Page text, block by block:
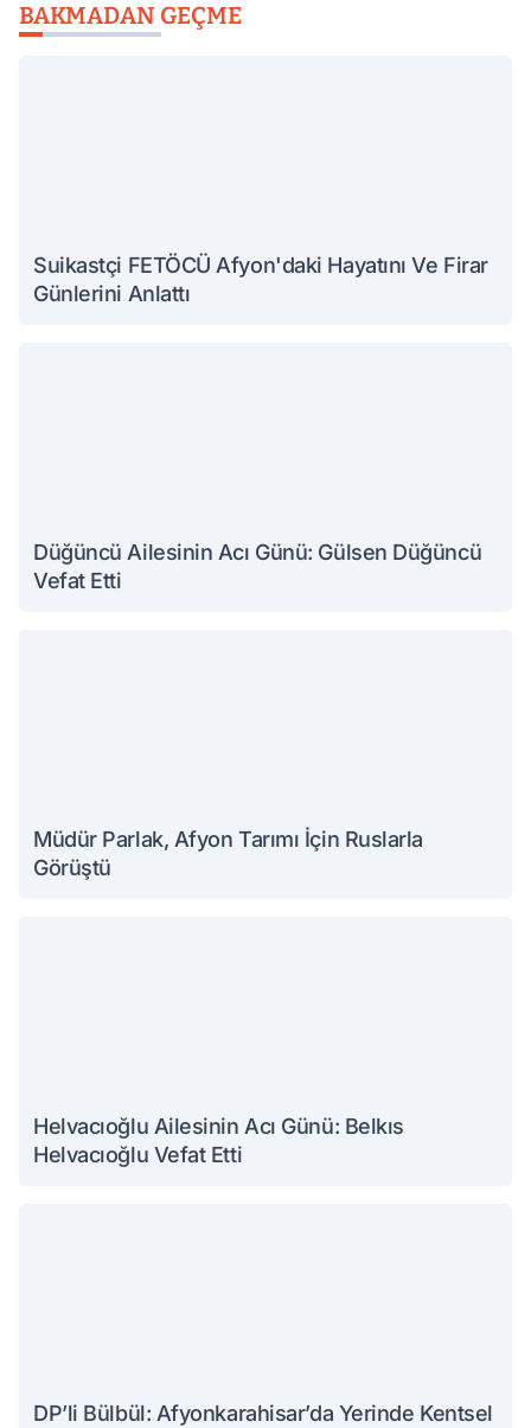
BAKMADAN GEÇME
Suikastçi FETÖCÜ Afyon'daki Hayatını Ve Firar
Günlerini Anlattı
Düğüncü Ailesinin Acı Günü: Gülsen Düğüncü
Vefat Etti
Müdür Parlak, Afyon Tarımı İçin Ruslarla
Görüştü
Helvacıoğlu Ailesinin Acı Günü: Belkıs
Helvacıoğlu Vefat Etti
DP’li Bülbül: Afyonkarahisar’da Yerinde Kentsel